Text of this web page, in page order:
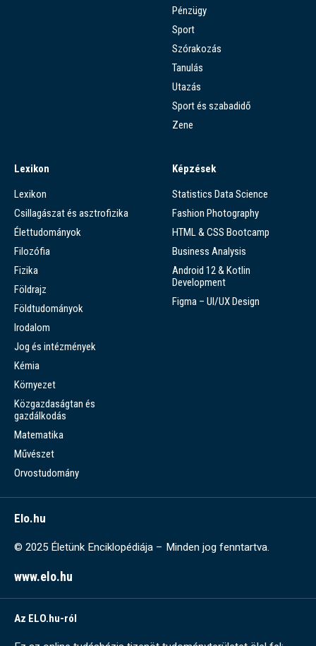
Pénzügy
Sport
Szórakozás
Tanulás
Utazás
Sport és szabadidő
Zene
Lexikon
Lexikon
Csillagászat és asztrofizika
Élettudományok
Filozófia
Fizika
Földrajz
Földtudományok
Irodalom
Jog és intézmények
Kémia
Környezet
Közgazdaságtan és
gazdálkodás
Matematika
Művészet
Orvostudomány
Képzések
Statistics Data Science
Fashion Photography
HTML & CSS Bootcamp
Business Analysis
Android 12 & Kotlin
Development
Figma – UI/UX Design
Elo.hu
© 2025 Életünk Enciklopédiája – Minden jog fenntartva.
www.elo.hu
Az ELO.hu-ról